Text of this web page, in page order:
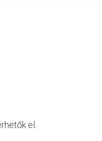
el.